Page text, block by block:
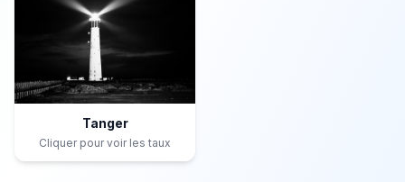
Tanger
Cliquer pour voir les taux